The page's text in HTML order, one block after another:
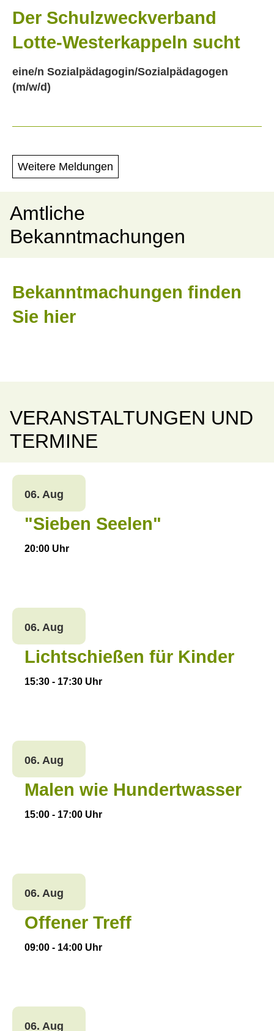
Der Schulzweckverband
Lotte-Westerkappeln sucht
eine/n Sozialpädagogin/Sozialpädagogen
(m/w/d)
Weitere Meldungen
Amtliche
Bekanntmachungen
Bekanntmachungen finden
Sie hier
VERANSTALTUNGEN UND
TERMINE
"Sieben Seelen"
20:00 Uhr
06. Aug
Lichtschießen für Kinder
15:30 - 17:30 Uhr
06. Aug
Malen wie Hundertwasser
15:00 - 17:00 Uhr
06. Aug
Offener Treff
09:00 - 14:00 Uhr
06. Aug
06. Aug